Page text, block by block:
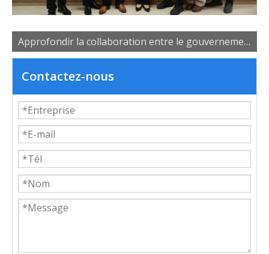
Approfondir la collaboration entre le gouvernement, les universités et les entreprises pour favoriser le développement des talents industriels
Contactez-nous